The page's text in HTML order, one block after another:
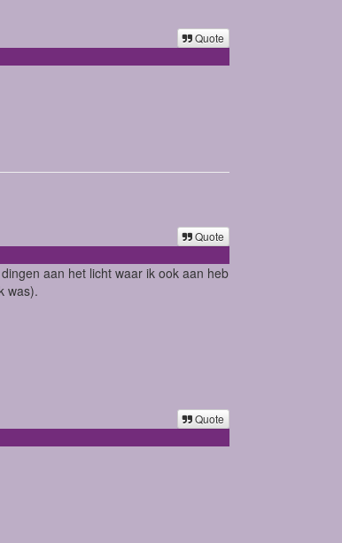
Quote
Quote
aan het licht waar ik ook aan heb
was).
Quote